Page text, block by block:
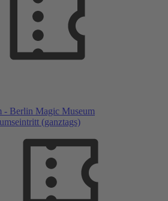
- Berlin Magic Museum
(ganztags)